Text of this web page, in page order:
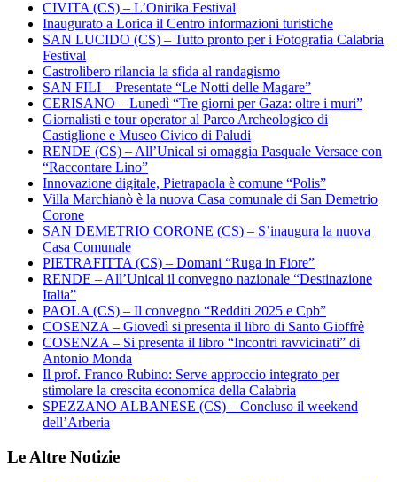
CIVITA (CS) – L’Onirika Festival
Inaugurato a Lorica il Centro informazioni turistiche
SAN LUCIDO (CS) – Tutto pronto per i Fotografia Calabria
Festival
Castrolibero rilancia la sfida al randagismo
SAN FILI – Presentate “Le Notti delle Magare”
CERISANO – Lunedì “Tre giorni per Gaza: oltre i muri”
Giornalisti e tour operator al Parco Archeologico di
Castiglione e Museo Civico di Paludi
RENDE (CS) – All’Unical si omaggia Pasquale Versace con
“Raccontare Lino”
Innovazione digitale, Pietrapaola è comune “Polis”
Villa Marchianò è la nuova Casa comunale di San Demetrio
Corone
SAN DEMETRIO CORONE (CS) – S’inaugura la nuova
Casa Comunale
PIETRAFITTA (CS) – Domani “Ruga in Fiore”
RENDE – All’Unical il convegno nazionale “Destinazione
Italia”
PAOLA (CS) – Il convegno “Redditi 2025 e Cpb”
COSENZA – Giovedì si presenta il libro di Santo Gioffrè
COSENZA – Si presenta il libro “Incontri ravvicinati” di
Antonio Monda
Il prof. Franco Rubino: Serve approccio integrato per
stimolare la crescita economica della Calabria
SPEZZANO ALBANESE (CS) – Concluso il weekend
dell’Arberia
Le Altre Notizie